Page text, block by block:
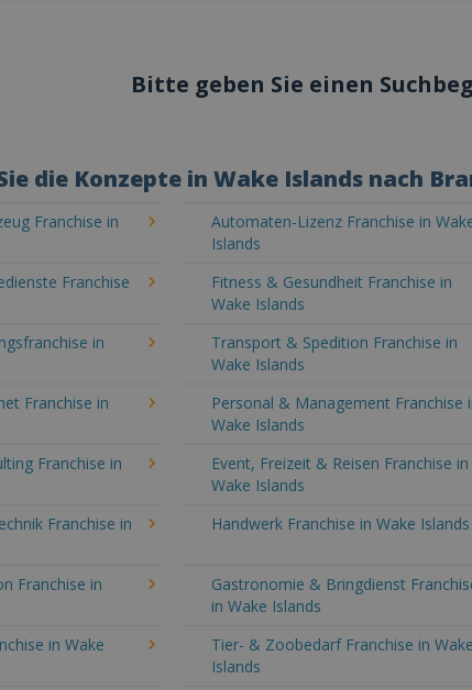
Bitte geben Sie einen
die Konzepte in Wake Islands nach
Franchise in
Automaten-Lizenz Franchise in
Islands
Franchise
Fitness & Gesundheit Franchise in
Wake Islands
in
Transport & Spedition Franchise in
Wake Islands
Franchise in
Personal & Management Franchise
Wake Islands
Franchise in
Event, Freizeit & Reisen Franchise in
Wake Islands
Franchise in
Handwerk Franchise in Wake Islands
Franchise in
Gastronomie & Bringdienst
in Wake Islands
in Wake
Tier- & Zoobedarf Franchise in Wake
Islands